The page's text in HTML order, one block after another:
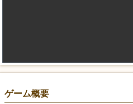
ゲーム概要